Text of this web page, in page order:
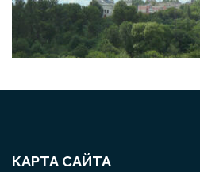
КАРТА САЙТА